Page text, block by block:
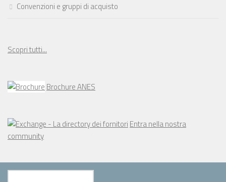
Convenzioni e gruppi di acquisto
Scopri tutti...
Brochure ANES
Entra nella nostra
community